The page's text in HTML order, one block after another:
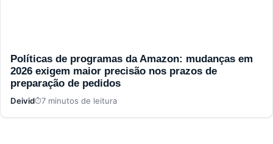
Políticas de programas da Amazon: mudanças em
2026 exigem maior precisão nos prazos de
preparação de pedidos
Deivid 7 minutos de leitura